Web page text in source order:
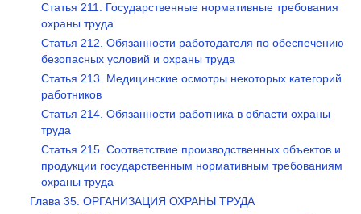
Статья 211. Государственные нормативные требования
охраны труда
Статья 212. Обязанности работодателя по обеспечению
безопасных условий и охраны труда
Статья 213. Медицинские осмотры некоторых категорий
работников
Статья 214. Обязанности работника в области охраны
труда
Статья 215. Соответствие производственных объектов и
продукции государственным нормативным требованиям
охраны труда
Глава 35. ОРГАНИЗАЦИЯ ОХРАНЫ ТРУДА